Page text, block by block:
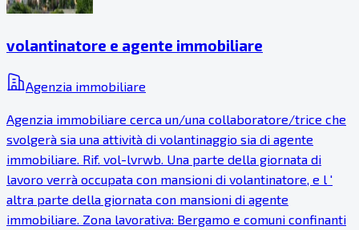
volantinatore e agente immobiliare
Agenzia immobiliare
Agenzia immobiliare cerca un/una collaboratore/trice che
svolgerà sia una attività di volantinaggio sia di agente
immobiliare. Rif. vol-lvrwb. Una parte della giornata di
lavoro verrà occupata con mansioni di volantinatore, e l '
altra parte della giornata con mansioni di agente
immobiliare. Zona lavorativa: Bergamo e comuni confinanti